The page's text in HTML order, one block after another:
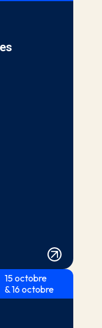
15 octobre
& 16 octobre